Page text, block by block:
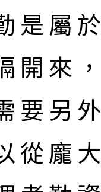
是屬
開來
要另
從